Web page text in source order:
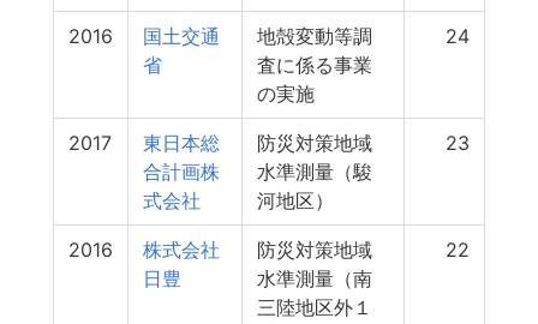
2016
国土交通
省
地殻変動等調
査に係る事業
の実施
24
2017
東日本総
合計画株
式会社
防災対策地域
水準測量（駿
河地区）
23
2016
株式会社
日豊
防災対策地域
水準測量（南
三陸地区外１
22